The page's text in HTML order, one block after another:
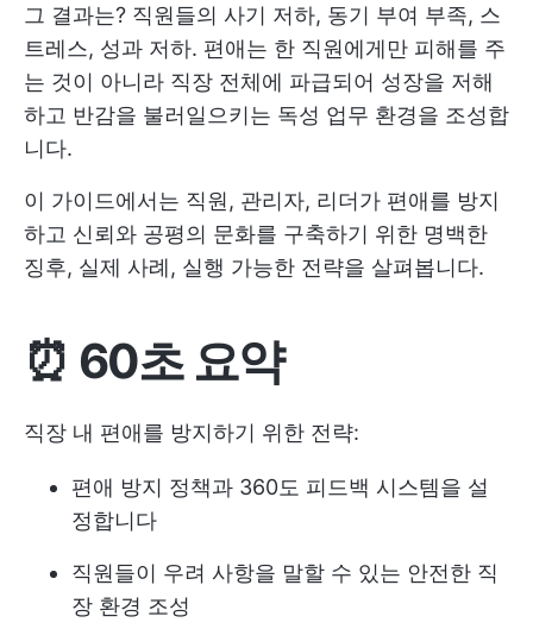
그 결과는? 직원들의 사기 저하, 동기 부여 부족, 스
트레스, 성과 저하. 편애는 한 직원에게만 피해를 주
는 것이 아니라 직장 전체에 파급되어 성장을 저해
하고 반감을 불러일으키는 독성 업무 환경을 조성합
니다.
이 가이드에서는 직원, 관리자, 리더가 편애를 방지
하고 신뢰와 공평의 문화를 구축하기 위한 명백한
징후, 실제 사례, 실행 가능한 전략을 살펴봅니다.
⏰ 60초 요약
직장 내 편애를 방지하기 위한 전략:
편애 방지 정책과 360도 피드백 시스템을 설
정합니다
직원들이 우려 사항을 말할 수 있는 안전한 직
장 환경 조성